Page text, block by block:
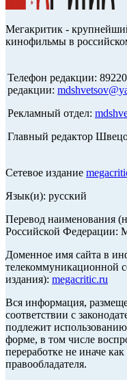
Мегакритик -
кинофильмы в
Телефон редакции:
редакции:
Рекламный отдел:
Главный редактор
Сетевое издание
Язык(и): русский
Перевод наименования
Российской Федерации:
Доменное имя сайта в
телекоммуникационной
издания): megacritic.ru
Вся информация,
соответствии с
подлежит
форме, в том числе
переработке не иначе
правообладателя.